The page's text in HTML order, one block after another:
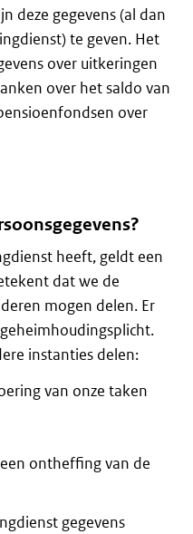
deze gegevens (al dan
te geven. Het
over uitkeringen
over het saldo van
over
heeft, geldt een
dat we de
mogen delen. Er
instanties delen:
van onze taken
ontheffing van de
gegevens